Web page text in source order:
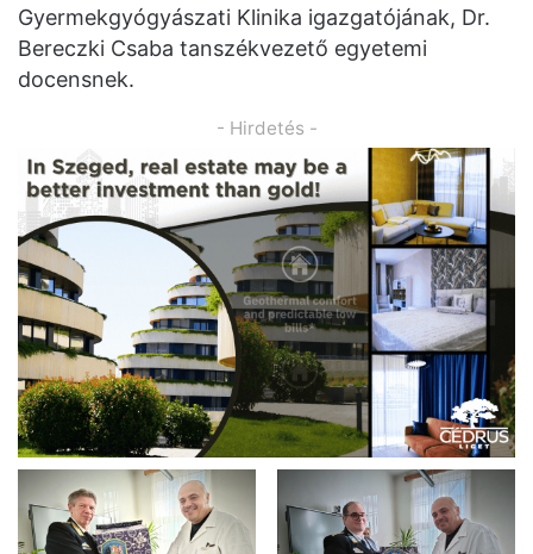
Gyermekgyógyászati Klinika igazgatójának, Dr.
Bereczki Csaba tanszékvezető egyetemi
docensnek.
- Hirdetés -